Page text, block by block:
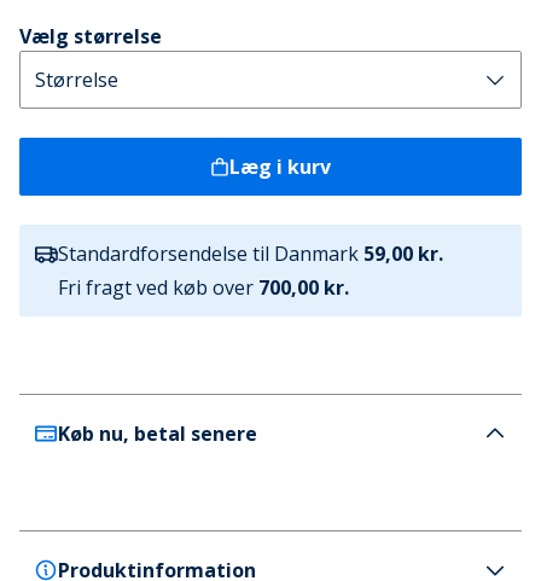
Vælg størrelse
Læg i kurv
Standardforsendelse til Danmark 59,00 kr.
Fri fragt ved køb over 700,00 kr.
Køb nu, betal senere
Produktinformation